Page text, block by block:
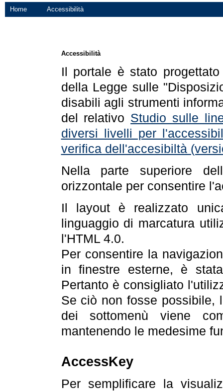
Home Accessibilità
Accessibilità
Il portale è stato
della Legge sulle
disabili agli strumenti
del relativo Studio sulle
diversi livelli per
verifica dell'accesibiltà
Nella parte superiore
orizzontale per consentire
Il layout è realizzato
linguaggio di marcatura
l'HTML 4.0.
Per consentire la
in finestre esterne, è
Pertanto è consigliato
Se ciò non fosse possibile,
dei sottomenù viene
mantenendo le medesime
AccessKey
Per semplificare la